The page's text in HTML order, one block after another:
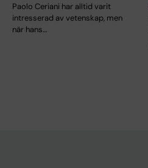
Paolo Ceriani har alltid varit
intresserad av vetenskap, men
när hans…